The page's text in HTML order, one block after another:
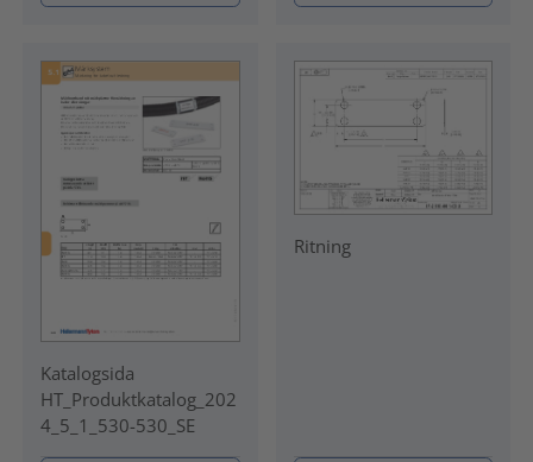
Katalogsida
HT_Produktkatalog_202
4_5_1_530-530_SE
Ritning